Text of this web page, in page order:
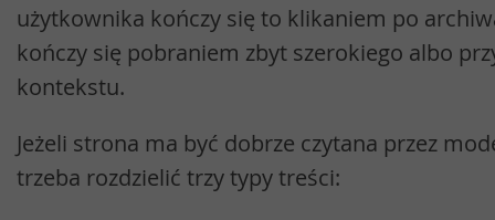
użytkownika kończy się to klikaniem po
kończy się pobraniem zbyt szerokiego albo
kontekstu.
Jeżeli strona ma być dobrze czytana przez
trzeba rozdzielić trzy typy treści: